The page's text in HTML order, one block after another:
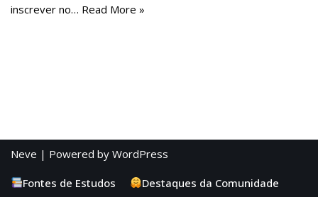
inscrever no… Read More »
Neve | Powered by WordPress
Fontes de Estudos Destaques da Comunidade